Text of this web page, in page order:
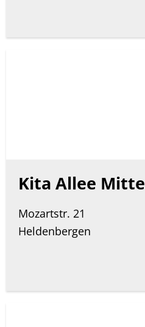
Kita Allee Mitte
Mozartstr. 21
Heldenbergen